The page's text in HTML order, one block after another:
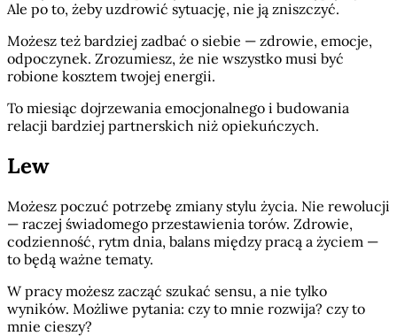
Ale po to, żeby uzdrowić sytuację, nie ją zniszczyć.
Możesz też bardziej zadbać o siebie — zdrowie, emocje,
odpoczynek. Zrozumiesz, że nie wszystko musi być
robione kosztem twojej energii.
To miesiąc dojrzewania emocjonalnego i budowania
relacji bardziej partnerskich niż opiekuńczych.
Lew
Możesz poczuć potrzebę zmiany stylu życia. Nie rewolucji
— raczej świadomego przestawienia torów. Zdrowie,
codzienność, rytm dnia, balans między pracą a życiem —
to będą ważne tematy.
W pracy możesz zacząć szukać sensu, a nie tylko
wyników. Możliwe pytania: czy to mnie rozwija? czy to
mnie cieszy?